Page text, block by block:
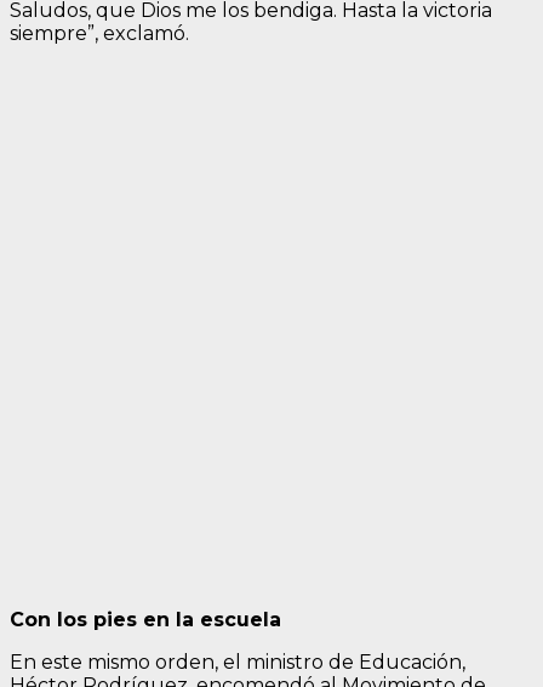
Saludos, que Dios me los bendiga. Hasta la victoria
siempre”, exclamó.
Con los pies en la escuela
En este mismo orden, el ministro de Educación,